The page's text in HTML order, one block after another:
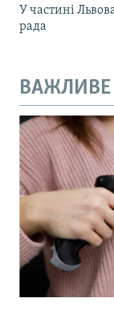
У частині
рада
ВАЖЛИВЕ